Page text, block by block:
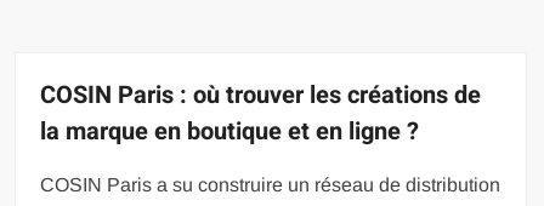
COSIN Paris : où trouver les créations de
la marque en boutique et en ligne ?
COSIN Paris a su construire un réseau de distribution